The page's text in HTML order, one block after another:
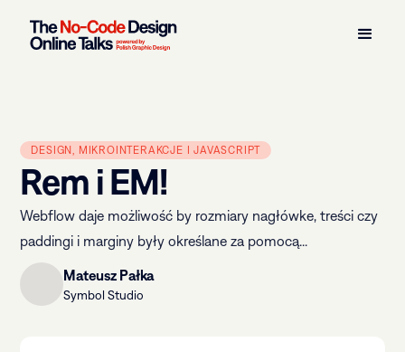
DESIGN, MIKROINTERAKCJE I JAVASCRIPT
Rem i EM!
Webflow daje możliwość by rozmiary nagłówke, treści czy
paddingi i marginy były określane za pomocą...
Mateusz Pałka
Symbol Studio